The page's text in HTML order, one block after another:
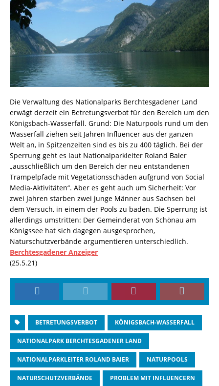
Die Verwaltung des Nationalparks Berchtesgadener Land
erwägt derzeit ein Betretungsverbot für den Bereich um den
Königsbach-Wasserfall. Grund: Die Naturpools rund um den
Wasserfall ziehen seit Jahren Influencer aus der ganzen
Welt an, in Spitzenzeiten sind es bis zu 400 täglich. Bei der
Sperrung geht es laut Nationalparkleiter Roland Baier
„ausschließlich um den Bereich der neu entstandenen
Trampelpfade mit Vegetationsschäden aufgrund von Social
Media-Aktivitäten“. Aber es geht auch um Sicherheit: Vor
zwei Jahren starben zwei junge Männer aus Sachsen bei
dem Versuch, in einem der Pools zu baden. Die Sperrung ist
allerdings umstritten: Der Gemeinderat von Schönau am
Königssee hat sich dagegen ausgesprochen,
Naturschutzverbände argumentieren unterschiedlich.
Berchtesgadener Anzeiger
(25.5.21)
BETRETUNGSVERBOT KÖNIGSBACH-WASSERFALL
NATIONALPARK BERCHTESGADENER LAND
NATIONALPARKLEITER ROLAND BAIER NATURPOOLS
NATURSCHUTZVERBÄNDE PROBLEM MIT INFLUENCERN